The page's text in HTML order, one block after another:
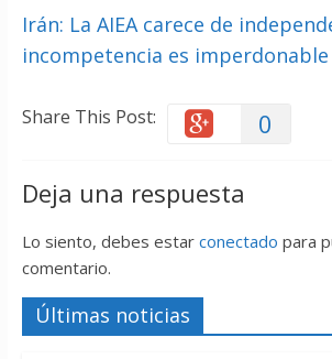
Irán: La AIEA carece de
incompetencia es imperdonable
Share This Post: 0
Deja una respuesta
Lo siento, debes estar conectado para
comentario.
Últimas noticias